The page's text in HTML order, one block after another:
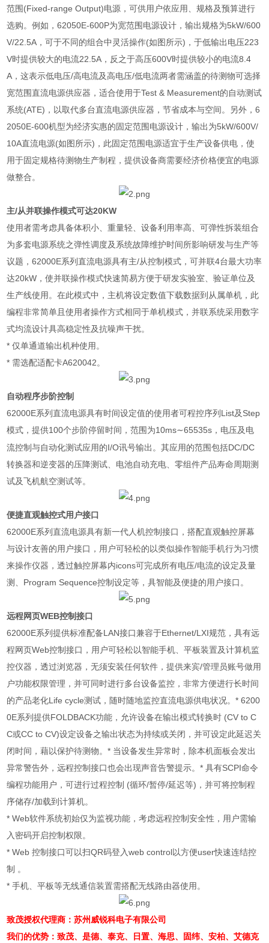
范围(Fixed-range Output)电源，可供用户依应用、规格及预算进行
选购。例如，62050E-600P为宽范围电源设计，输出规格为5kW/600
V/22.5A ，可于不同的组合中灵活操作(如图所示) ，于低输出电压223
V时提供较大的电流22.5A ，反之于高压600V时提供较小的电流8.4
A ，这表示低电压/高电流及高电压/低电流两者需涵盖的待测物可选择
宽范围直流电源供应器，适合使用于Test & Measurement的自动测试
系统(ATE) ，以取代多台直流电源供应器，节省成本与空间。另外，6
2050E-600机型为经济实惠的固定范围电源设计，输出为5kW/600V/
10A直流电源(如图所示) ，此固定范围电源适宜于生产设备供电，使
用于固定规格待测物生产制程，提供设备商需要经济价格便宜的电源
做整合。
主/从并联操作模式可达20KW
使用者需考虑具备体积小、重量轻、设备利用率高、可弹性拆装组合
为多套电源系统之弹性调度及系统故障维护时间所影响研发与生产等
议题，62000E系列直流电源具有主/从控制模式，可并联4台最大功率
达20kW ，使并联操作模式快速简易方便于研发实验室、验证单位及
生产线使用。在此模式中，主机将设定数值下载数据到从属单机，此
编程非常简单且使用者操作方式相同于单机模式，并联系统采用数字
式均流设计具高稳定性及抗噪声干扰。
*仅单通道输出机种使用。
* 需选配适配卡A620042。
自动程序步阶控制
62000E系列直流电源具有时间设定值的使用者可程控序列 List及Step
模式，提供100个步阶停留时间，范围为10ms∼65535s ，电压及电
流控制与自动化测试应用的I/O讯号输出。其应用的范围包括DC/DC
转换器和逆变器的压降测试、电池自动充电、零组件产品寿命周期测
试及飞机航空测试等。
便捷直观触控式用户接口
62000E系列直流电源具有新一代人机控制接口，搭配直观触控屏幕
与设计友善的用户接口，用户可轻松的以类似操作智能手机行为习惯
来操作仪器，透过触控屏幕内icons可完成所有电压/电流的设定及量
测、 Program Sequence控制设定等，具智能及便捷的用户接口。
远程网页WEB控制接口
62000E系列提供标准配备LAN接口兼容于Ethernet/LXI规范，具有远
程网页Web控制接口，用户可轻松以智能手机、平板装置及计算机监
控仪器，透过浏览器，无须安装任何软件，提供来宾/管理员账号做用
户功能权限管理，并可同时进行多台设备监控，非常方便进行长时间
的产品老化Life cycle测试，随时随地监控直流电源供电状况。* 6200
0E系列提供FOLDBACK功能，允许设备在输出模式转换时 (CV to C
C或CC to CV)设定设备之输出状态为持续或关闭，并可设定此延迟关
闭时间，藉以保护待测物。* 当设备发生异常时，除本机面板会发出
异常警告外，远程控制接口也会出现声音告警提示。*具有SCPI命令
编程功能用户，可进行过程控制 (循环/暂停/延迟等) ，并可将控制程
序储存/加载到计算机。
* Web软件系统初始仅为监视功能，考虑远程控制安全性，用户需输
入密码开启控制权限。
* Web控制接口可以扫QR码登入web control以方便user快速连结控
制 。
*手机、平板等无线通信装置需搭配无线路由器使用。
致茂授权代理商：苏州威锐科电子有限公司
我们的优势：致茂、是德、泰克、日置、海思、固纬、安柏、艾德克